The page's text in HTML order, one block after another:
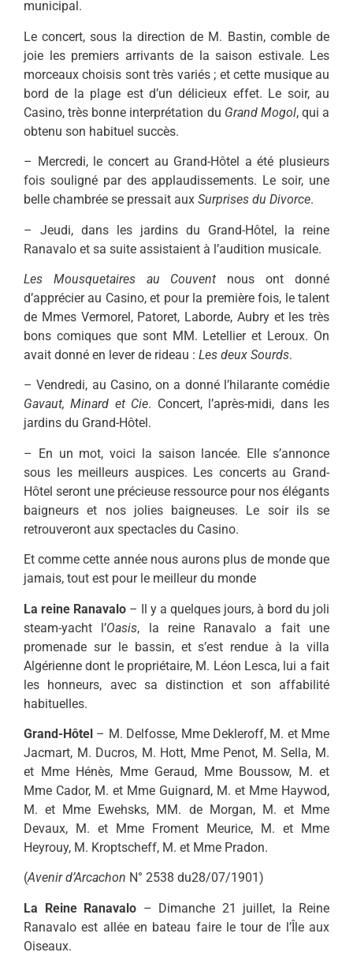
municipal.
Le concert, sous la direction de M. Bastin, comble de
joie les premiers arrivants de la saison estivale. Les
morceaux choisis sont très variés ; et cette musique au
bord de la plage est d’un délicieux effet. Le soir, au
Casino, très bonne interprétation du Grand Mogol, qui a
obtenu son habituel succès.
– Mercredi, le concert au Grand-Hôtel a été plusieurs
fois souligné par des applaudissements. Le soir, une
belle chambrée se pressait aux Surprises du Divorce.
– Jeudi, dans les jardins du Grand-Hôtel, la reine
Ranavalo et sa suite assistaient à l’audition musicale.
Les Mousquetaires au Couvent nous ont donné
d’apprécier au Casino, et pour la première fois, le talent
de Mmes Vermorel, Patoret, Laborde, Aubry et les très
bons comiques que sont MM. Letellier et Leroux. On
avait donné en lever de rideau : Les deux Sourds.
– Vendredi, au Casino, on a donné l’hilarante comédie
Gavaut, Minard et Cie. Concert, l’après-midi, dans les
jardins du Grand-Hôtel.
– En un mot, voici la saison lancée. Elle s’annonce
sous les meilleurs auspices. Les concerts au Grand-
Hôtel seront une précieuse ressource pour nos élégants
baigneurs et nos jolies baigneuses. Le soir ils se
retrouveront aux spectacles du Casino.
Et comme cette année nous aurons plus de monde que
jamais, tout est pour le meilleur du monde
La reine Ranavalo – Il y a quelques jours, à bord du joli
steam-yacht l’Oasis, la reine Ranavalo a fait une
promenade sur le bassin, et s’est rendue à la villa
Algérienne dont le propriétaire, M. Léon Lesca, lui a fait
les honneurs, avec sa distinction et son affabilité
habituelles.
Grand-Hôtel – M. Delfosse, Mme Dekleroff, M. et Mme
Jacmart, M. Ducros, M. Hott, Mme Penot, M. Sella, M.
et Mme Hénès, Mme Geraud, Mme Boussow, M. et
Mme Cador, M. et Mme Guignard, M. et Mme Haywod,
M. et Mme Ewehsks, MM. de Morgan, M. et Mme
Devaux, M. et Mme Froment Meurice, M. et Mme
Heyrouy, M. Kroptscheff, M. et Mme Pradon.
(Avenir d’Arcachon N° 2538 du28/07/1901)
La Reine Ranavalo – Dimanche 21 juillet, la Reine
Ranavalo est allée en bateau faire le tour de l’Île aux
Oiseaux.